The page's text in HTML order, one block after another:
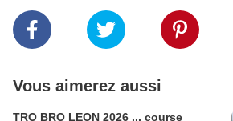
Vous aimerez aussi
TRO BRO LEON 2026 ... course